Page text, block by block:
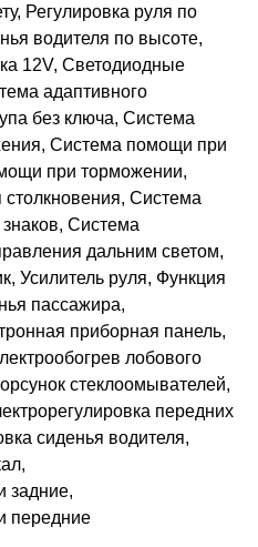
Регулировка руля по
водителя по высоте,
12V, Светодиодные
адаптивного
без ключа, Система
Система помощи при
при торможении,
Система
Система
дальним светом,
Усилитель руля, Функция
пассажира,
приборная панель,
лобового
стеклоомывателей,
передних
сиденья водителя,
задние,
передние